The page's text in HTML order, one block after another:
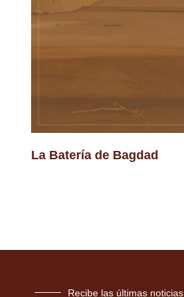
La Batería de Bagdad
Recibe las últimas noticias